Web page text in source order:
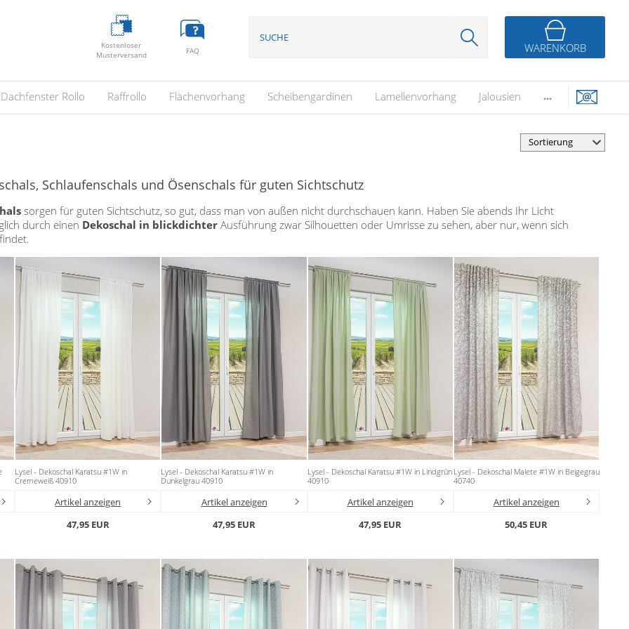
Kostenloser
Musterversand
FAQ WARENKORB
Dachfenster Rollo Raffrollo Flächenvorhang Scheibengardinen Lamellenvorhang Jalousien ...
Schlaufenschals und Ösenschals für guten Sichtschutz
sorgen für guten Sichtschutz, so gut, dass man von außen nicht durchschauen kann. Haben Sie abends Ihr Licht
durch einen Dekoschal in blickdichterAusführung zwar Silhouetten oder Umrisse zu sehen, aber nur, wenn sich
Lysel - Dekoschal Karatsu #1W in
Cremeweiß 40910
Artikel anzeigen
47,95 EUR
Lysel - Dekoschal Karatsu #1W in
Dunkelgrau 40910
Artikel anzeigen
47,95 EUR
Lysel - Dekoschal Karatsu #1W in Lindgrün
40910
Artikel anzeigen
47,95 EUR
Lysel - Dekoschal Malete #1W in Beigegrau
40740
Artikel anzeigen
50,45 EUR